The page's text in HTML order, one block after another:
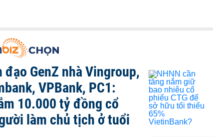
đạo GenZ nhà Vingroup,
VPBank, PC1:
10.000 tỷ đồng cổ
làm chủ tịch ở tuổi